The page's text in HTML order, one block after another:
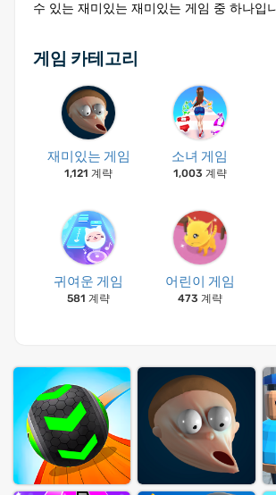
수 있는 재미있는 재미있는 게임 중 하나입
게임 카테고리
재미있는 게임
1,121 계략
소녀 게임
1,003 계략
귀여운 게임
581 계략
어린이 게임
473 계략